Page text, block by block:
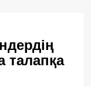
талапқа